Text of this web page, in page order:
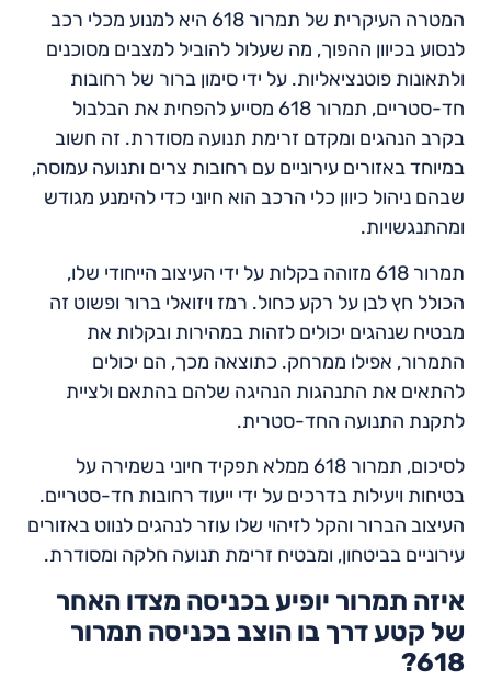
המטרה העיקרית של תמרור 618 היא למנוע מכלי רכב
לנסוע בכיוון ההפוך, מה שעלול להוביל למצבים מסוכנים
ולתאונות פוטנציאליות. על ידי סימון ברור של רחובות
חד-סטריים, תמרור 618 מסייע להפחית את הבלבול
בקרב הנהגים ומקדם זרימת תנועה מסודרת. זה חשוב
במיוחד באזורים עירוניים עם רחובות צרים ותנועה עמוסה,
שבהם ניהול כיוון כלי הרכב הוא חיוני כדי להימנע מגודש
ומהתנגשויות.
תמרור 618 מזוהה בקלות על ידי העיצוב הייחודי שלו,
הכולל חץ לבן על רקע כחול. רמז ויזואלי ברור ופשוט זה
מבטיח שנהגים יכולים לזהות במהירות ובקלות את
התמרור, אפילו ממרחק. כתוצאה מכך, הם יכולים
להתאים את התנהגות הנהיגה שלהם בהתאם ולציית
לתקנת התנועה החד-סטרית.
לסיכום, תמרור 618 ממלא תפקיד חיוני בשמירה על
בטיחות ויעילות בדרכים על ידי ייעוד רחובות חד-סטריים.
העיצוב הברור והקל לזיהוי שלו עוזר לנהגים לנווט באזורים
עירוניים בביטחון, ומבטיח זרימת תנועה חלקה ומסודרת.
איזה תמרור יופיע בכניסה מצדו האחר
של קטע דרך בו הוצב בכניסה תמרור
618?